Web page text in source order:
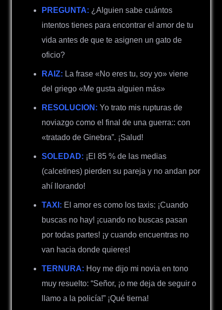
PREGUNTA: ¿Alguien sabe cuántos
intentos tienes para encontrar el amor de tu
vida antes de que te asignen un gato de
oficio?
RAIZ: La frase «No eres tu, soy yo» viene
del griego «Me gusta alguien más»
RESOLUCION: Yo trato mis rupturas de
noviazgo como el final de una guerra:: con
«tratado de Ginebra”. ¡Salud!
SOLEDAD: ¡El 85 % de las medias
(calcetines) pierden su pareja y no andan por
ahí llorando!
TAXI: El amor es como los taxis: ¡Cuando
buscas no hay! ¡cuando no buscas pasan
por todas partes! ¡y cuando encuentras no
van hacia donde quieres!
TERNURA: Hoy me dijo mi novia en tono
muy resuelto: “Señor, ¡o me deja de seguir o
llamo a la policía!” ¡Qué tierna!